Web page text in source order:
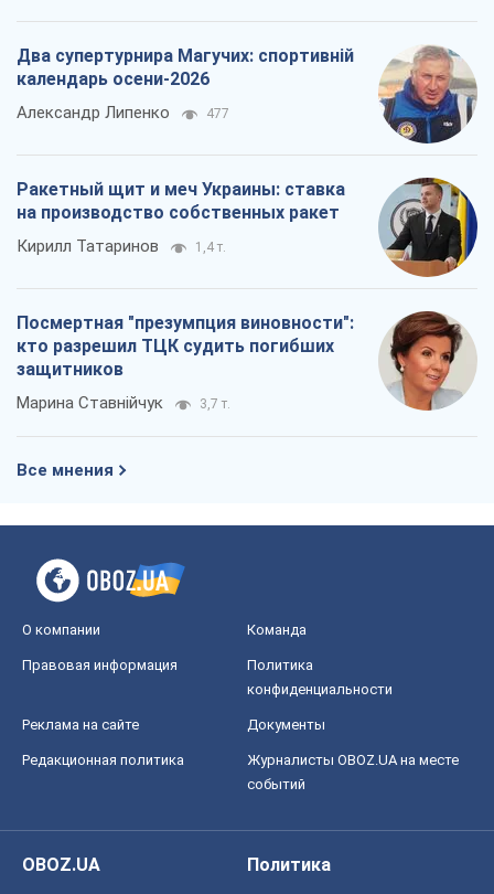
Два супертурнира Магучих: спортивній
календарь осени-2026
Александр Липенко 477
Ракетный щит и меч Украины: ставка
на производство собственных ракет
Кирилл Татаринов 1,4 т.
Посмертная "презумпция виновности":
кто разрешил ТЦК судить погибших
защитников
Марина Ставнійчук 3,7 т.
Все мнения
О компании Команда
Правовая информация
Политика
конфиденциальности
Реклама на сайте Документы
Редакционная политика
Журналисты OBOZ.UA на месте
событий
OBOZ.UA
Политика